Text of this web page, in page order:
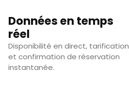
Données en temps
réel
Disponibilité en direct, tarification
et confirmation de réservation
instantanée.